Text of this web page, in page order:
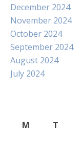
December 2024
November 2024
October 2024
September 2024
August 2024
July 2024
M
T